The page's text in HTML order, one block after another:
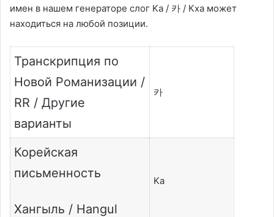
имен в нашем генераторе слог Ka / 카 / Кха может
находиться на любой позиции.
Транскрипция по
Новой Романизации /
RR / Другие
варианты
카
Корейская
письменность
Хангыль / Hangul
Ka